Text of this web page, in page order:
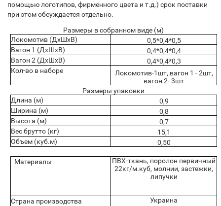
помощью логотипов, фирменного цвета и т.д.) срок поставки
при этом обсуждается отдельно.
Размеры в собранном виде (м)
Локомотив (ДхШхВ)
0,5*0,4*0,5
Вагон 1 (ДхШхВ)
0,4*0,4*0,4
Вагон 2 (ДхШхВ)
0,4*0,4*0,3
Кол-во в наборе
Локомотив-1шт, вагон 1 - 2шт,
вагон 2- 3шт
Размеры упаковки
Длина (м)
0,9
Ширина (м)
0,8
Высота (м)
0,7
Вес брутто (кг)
15,1
Объем (куб.м)
0,50
Материалы
ПВХ-ткань, поролон первичный
22кг/м.куб, молнии, застежки,
липучки
Страна производства Украина